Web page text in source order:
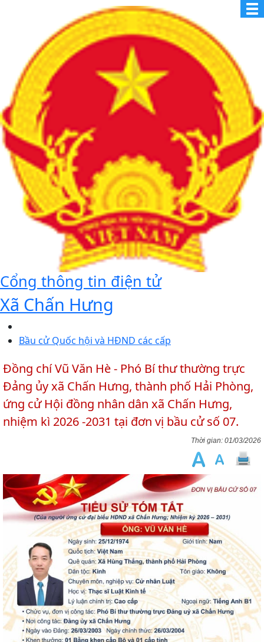
Cổng thông tin điện tử
Xã Chấn Hưng
Bầu cử Quốc hội và HĐND các cấp
Đồng chí Vũ Văn Hè - Phó Bí thư thường trực
Đảng ủy xã Chấn Hưng, thành phố Hải Phòng,
ứng cử Hội đồng nhân dân xã Chấn Hưng,
nhiệm kì 2026 -2031 tại đơn vị bầu cử số 07.
01/03/2026